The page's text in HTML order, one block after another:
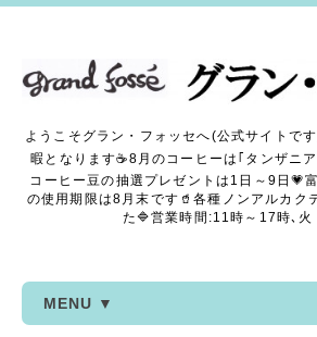
ようこそグラン・フォッセへ(公式サイトで
暇となります☕8月のコーヒーは｢タンザニ
コーヒー豆の抽選プレゼントは1日～9日💗
の使用期限は8月末です🥤各種ノンアルカク
た🔷営業時間:11時～17時､火
MENU ▼